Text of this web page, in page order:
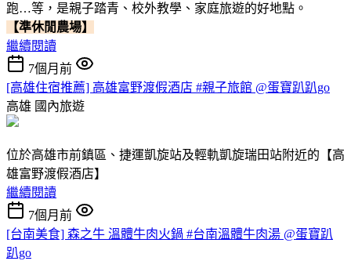
跑…等，是親子踏青、校外教學、家庭旅遊的好地點。
【準休閒農場】
繼續閱讀
7個月前
[高雄住宿推薦] 高雄富野渡假酒店 #親子旅館 @蛋寶趴趴go
高雄 國內旅遊
位於高雄市前鎮區、捷運凱旋站及輕軌凱旋瑞田站附近的【高
雄富野渡假酒店】
繼續閱讀
7個月前
[台南美食] 森之牛 溫體牛肉火鍋 #台南溫體牛肉湯 @蛋寶趴
趴go